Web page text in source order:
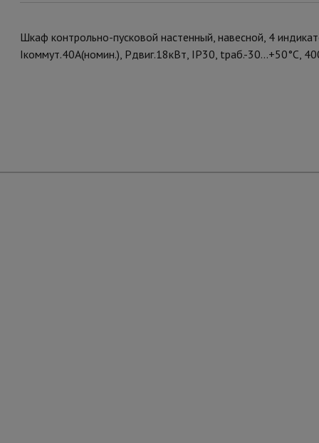
Шкаф контрольно-пусковой настенный, навесной, 4
Iкоммут.40А(номин.), Pдвиг.18кВт, IP30, tраб.-30...+50°С,